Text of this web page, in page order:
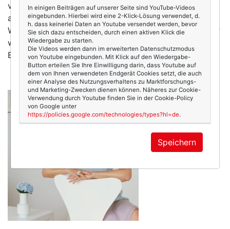
viele Parallelen. Wie ich ist sie Texterin. Auch
altersmäßig sind wir nur ein paar Wochen auseinander.
Wir haben beide BWL studiert, waren angestellt, bevor
wir uns für die Selbstständigkeit entschieden haben.
Beide waren wir im selben… mehr
In einigen Beiträgen auf unserer Seite sind YouTube-Videos
eingebunden. Hierbei wird eine 2-Klick-Lösung verwendet, d.
h. dass keinerlei Daten an Youtube versendet werden, bevor
Sie sich dazu entscheiden, durch einen aktiven Klick die
Wiedergabe zu starten.
Die Videos werden dann im erweiterten Datenschutzmodus
von Youtube eingebunden. Mit Klick auf den Wiedergabe-
Button erteilen Sie Ihre Einwilligung darin, dass Youtube auf
dem von Ihnen verwendeten Endgerät Cookies setzt, die auch
einer Analyse des Nutzungsverhaltens zu Marktforschungs-
und Marketing-Zwecken dienen können. Näheres zur Cookie-
Verwendung durch Youtube finden Sie in der Cookie-Policy
von Google unter
https://policies.google.com/technologies/types?hl=de.
Speichern